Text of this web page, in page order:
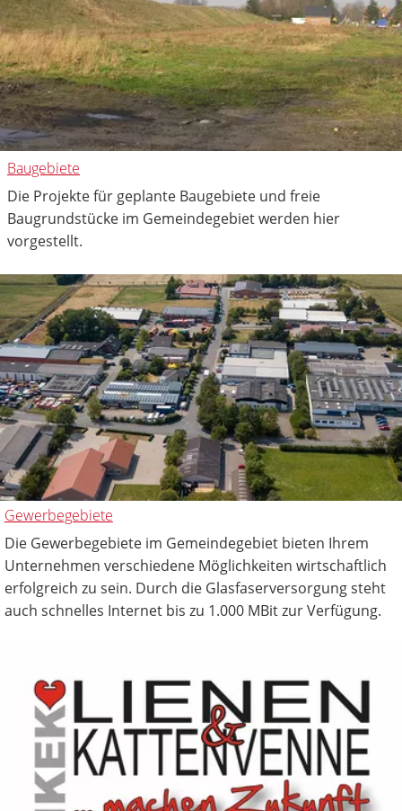
Baugebiete
Die Projekte für geplante Baugebiete und freie
Baugrundstücke im Gemeindegebiet werden hier
vorgestellt.
Gewerbegebiete
Die Gewerbegebiete im Gemeindegebiet bieten Ihrem
Unternehmen verschiedene Möglichkeiten wirtschaftlich
erfolgreich zu sein. Durch die Glasfaserversorgung steht
auch schnelles Internet bis zu 1.000 MBit zur Verfügung.